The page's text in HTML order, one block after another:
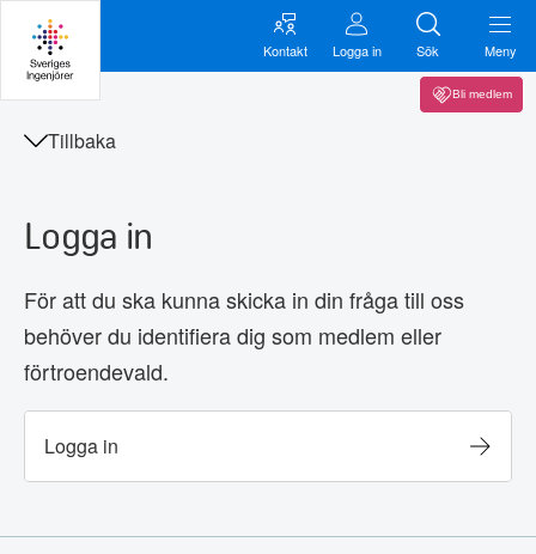
Kontakt Logga in Sök Meny
Bli medlem
Tillbaka
Logga in
För att du ska kunna skicka in din fråga till oss
behöver du identifiera dig som medlem eller
förtroendevald.
Logga in